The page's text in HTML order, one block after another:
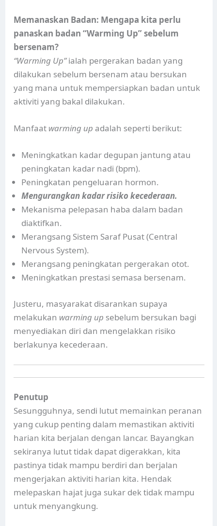
Memanaskan Badan: Mengapa kita perlu
panaskan badan “Warming Up” sebelum
bersenam?
“Warming Up”ialah pergerakan badan yang
dilakukan sebelum bersenam atau bersukan
yang mana untuk mempersiapkan badan untuk
aktiviti yang bakal dilakukan.
Manfaat warming up adalah seperti berikut:
Meningkatkan kadar degupan jantung atau
peningkatan kadar nadi (bpm).
Peningkatan pengeluaran hormon.
Mengurangkan kadar risiko kecederaan.
Mekanisma pelepasan haba dalam badan
diaktifkan.
Merangsang Sistem Saraf Pusat (Central
Nervous System).
Merangsang peningkatan pergerakan otot.
Meningkatkan prestasi semasa bersenam.
Justeru, masyarakat disarankan supaya
melakukan warming up sebelum bersukan bagi
menyediakan diri dan mengelakkan risiko
berlakunya kecederaan.
Penutup
Sesungguhnya, sendi lutut memainkan peranan
yang cukup penting dalam memastikan aktiviti
harian kita berjalan dengan lancar. Bayangkan
sekiranya lutut tidak dapat digerakkan, kita
pastinya tidak mampu berdiri dan berjalan
mengerjakan aktiviti harian kita. Hendak
melepaskan hajat juga sukar dek tidak mampu
untuk menyangkung.